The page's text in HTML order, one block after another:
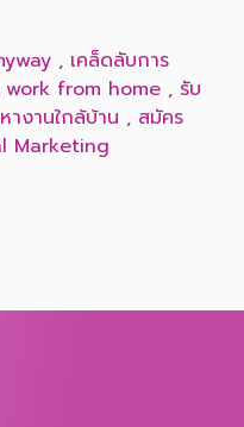
, เคล็ดลับการ
work from home , รับ
หางานใกล้บ้าน , สมัคร
Marketing